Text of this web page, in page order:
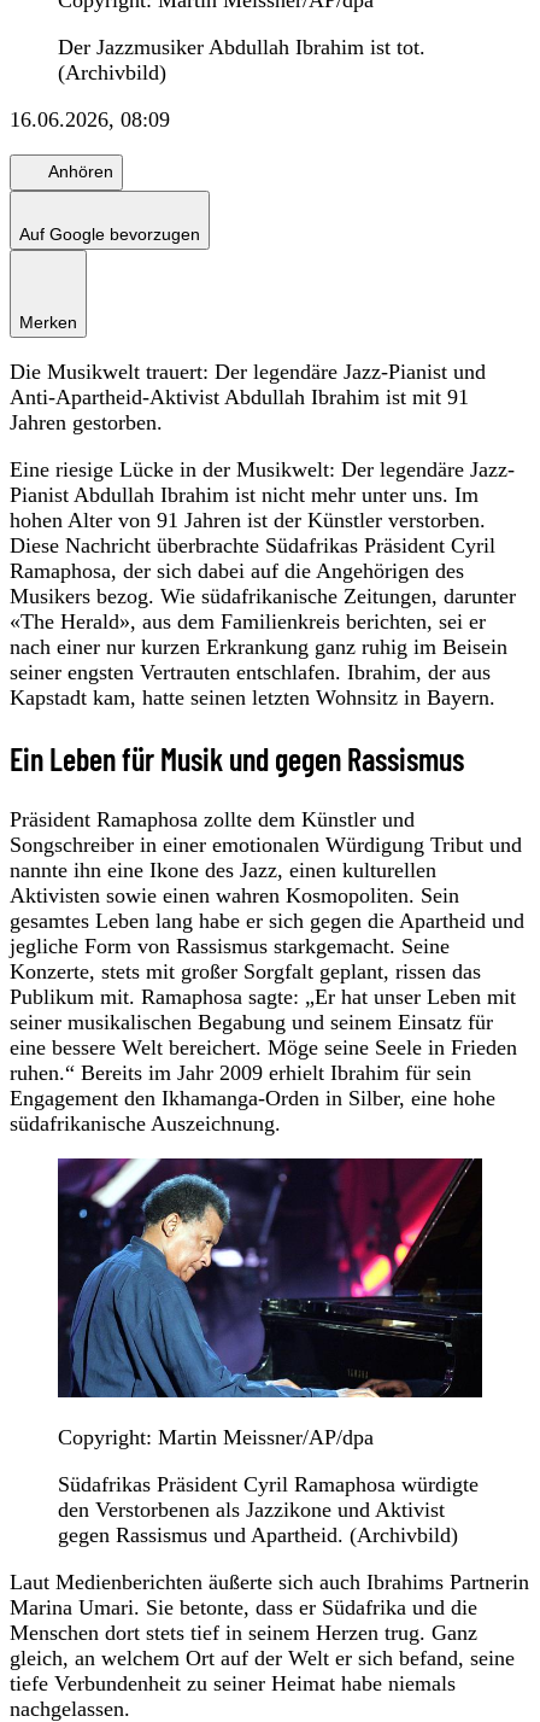
Der Jazzmusiker Abdullah Ibrahim ist tot.
(Archivbild)
16.06.2026, 08:09
Anhören
Auf Google bevorzugen
Merken
Die Musikwelt trauert: Der legendäre Jazz-Pianist und
Anti-Apartheid-Aktivist Abdullah Ibrahim ist mit 91
Jahren gestorben.
Eine riesige Lücke in der Musikwelt: Der legendäre Jazz-
Pianist Abdullah Ibrahim ist nicht mehr unter uns. Im
hohen Alter von 91 Jahren ist der Künstler verstorben.
Diese Nachricht überbrachte Südafrikas Präsident Cyril
Ramaphosa, der sich dabei auf die Angehörigen des
Musikers bezog. Wie südafrikanische Zeitungen, darunter
«The Herald», aus dem Familienkreis berichten, sei er
nach einer nur kurzen Erkrankung ganz ruhig im Beisein
seiner engsten Vertrauten entschlafen. Ibrahim, der aus
Kapstadt kam, hatte seinen letzten Wohnsitz in Bayern.
Ein Leben für Musik und gegen Rassismus
Präsident Ramaphosa zollte dem Künstler und
Songschreiber in einer emotionalen Würdigung Tribut und
nannte ihn eine Ikone des Jazz, einen kulturellen
Aktivisten sowie einen wahren Kosmopoliten. Sein
gesamtes Leben lang habe er sich gegen die Apartheid und
jegliche Form von Rassismus starkgemacht. Seine
Konzerte, stets mit großer Sorgfalt geplant, rissen das
Publikum mit. Ramaphosa sagte: „Er hat unser Leben mit
seiner musikalischen Begabung und seinem Einsatz für
eine bessere Welt bereichert. Möge seine Seele in Frieden
ruhen.“ Bereits im Jahr 2009 erhielt Ibrahim für sein
Engagement den Ikhamanga-Orden in Silber, eine hohe
südafrikanische Auszeichnung.
Copyright: Martin Meissner/AP/dpa
Südafrikas Präsident Cyril Ramaphosa würdigte
den Verstorbenen als Jazzikone und Aktivist
gegen Rassismus und Apartheid. (Archivbild)
Laut Medienberichten äußerte sich auch Ibrahims Partnerin
Marina Umari. Sie betonte, dass er Südafrika und die
Menschen dort stets tief in seinem Herzen trug. Ganz
gleich, an welchem Ort auf der Welt er sich befand, seine
tiefe Verbundenheit zu seiner Heimat habe niemals
nachgelassen.